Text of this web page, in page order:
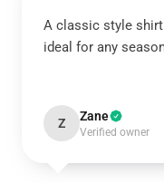
A classic style
ideal for any
Z Zane
Verified owner